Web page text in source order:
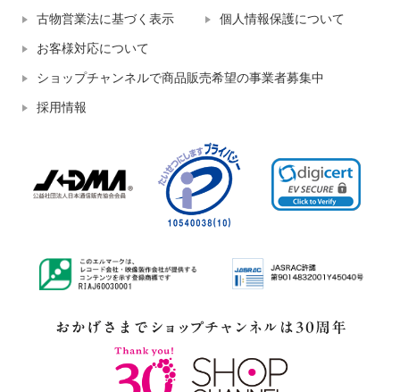
古物営業法に基づく表示 個人情報保護について
お客様対応について
ショップチャンネルで商品販売希望の事業者募集中
採用情報